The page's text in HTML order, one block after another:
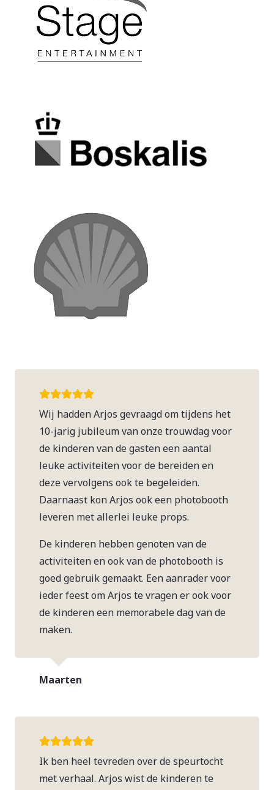
Wij hadden Arjos gevraagd om tijdens het
10-jarig jubileum van onze trouwdag voor
de kinderen van de gasten een aantal
leuke activiteiten voor de bereiden en
deze vervolgens ook te begeleiden.
Daarnaast kon Arjos ook een photobooth
leveren met allerlei leuke props.
De kinderen hebben genoten van de
activiteiten en ook van de photobooth is
goed gebruik gemaakt. Een aanrader voor
ieder feest om Arjos te vragen er ook voor
de kinderen een memorabele dag van de
maken.
Maarten
Ik ben heel tevreden over de speurtocht
met verhaal. Arjos wist de kinderen te